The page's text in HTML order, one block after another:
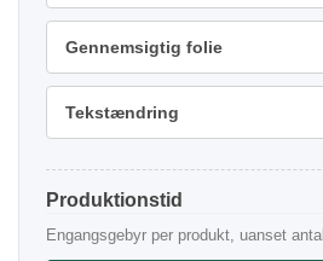
Gennemsigtig folie
Tekstændring
Produktionstid
Engangsgebyr per produkt, uanset antal